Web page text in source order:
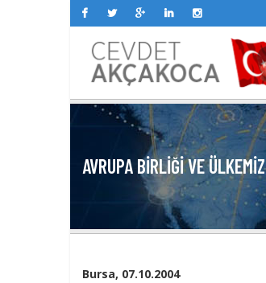
AVRUPA BİRLİĞİ VE ÜLKEMİZ
Bursa, 07.10.2004